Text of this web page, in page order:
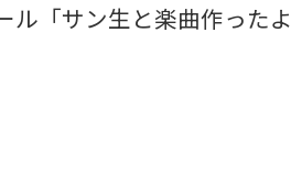
ル「サン生と楽曲作った